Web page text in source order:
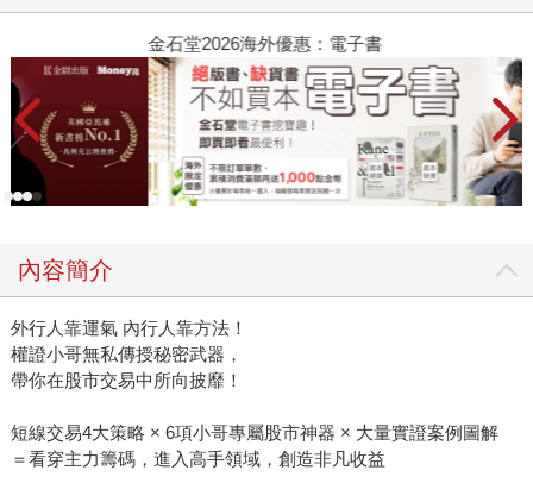
金石堂2026海外優惠：電子書
內容簡介
外行人靠運氣 內行人靠方法！
權證小哥無私傳授秘密武器，
帶你在股市交易中所向披靡！
短線交易4大策略 × 6項小哥專屬股市神器 × 大量實證案例圖解
＝看穿主力籌碼，進入高手領域，創造非凡收益